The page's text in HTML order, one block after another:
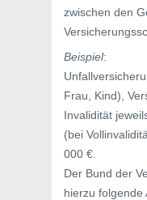
zwischen den
Beispiel:
Frau, Kind),
Invalidität
(bei
000 €.
Der Bund der
hierzu folgende